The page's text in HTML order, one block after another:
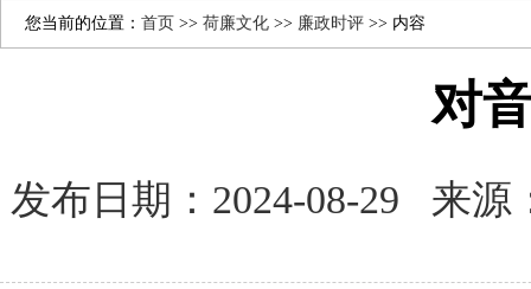
您当前的位置： 首页 >> 荷廉文化 >> 廉政时评 >> 内容
对
发布日期：2024-08-29 来